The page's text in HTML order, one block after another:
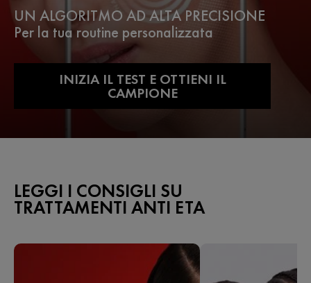
UN ALGORITMO AD ALTA PRECISIONE
Per la tua routine personalizzata
INIZIA IL TEST E OTTIENI IL
CAMPIONE
LEGGI I CONSIGLI SU
TRATTAMENTI ANTI ETA